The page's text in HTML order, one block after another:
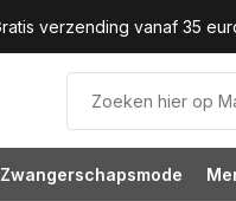
60 dagen bedenktijd!
Zwangerschapsmode